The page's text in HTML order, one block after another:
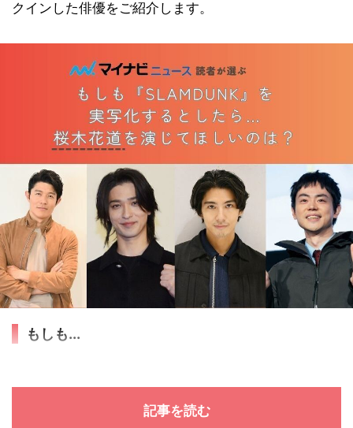
クインした俳優をご紹介します。
もしも...
記事を読む